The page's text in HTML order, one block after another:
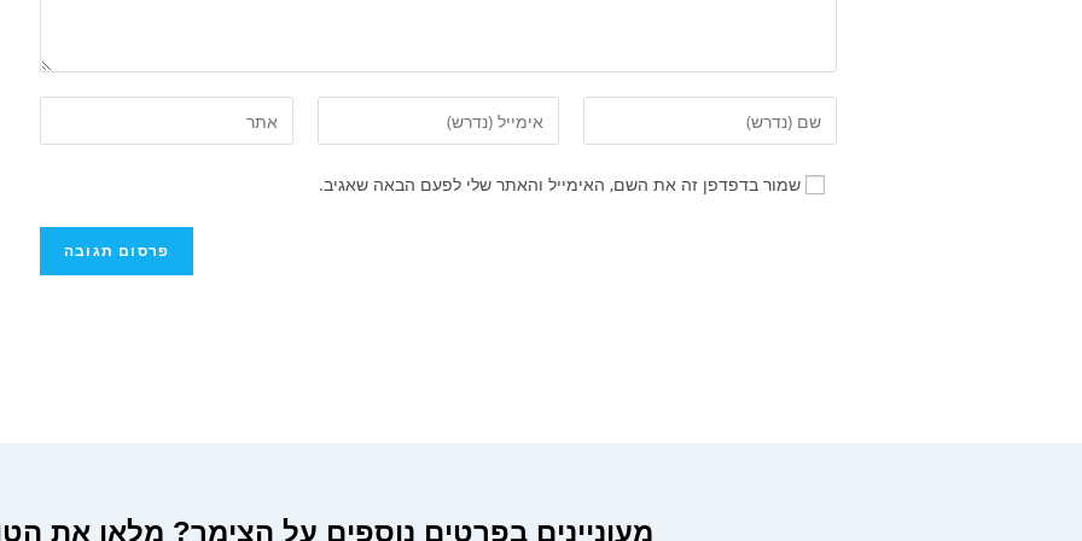
שמור בדפדפן זה את השם, האימייל והאתר שלי לפעם הבאה שאגיב.
מעוניינים בפרטים נוספים על הצימר? מלאו את